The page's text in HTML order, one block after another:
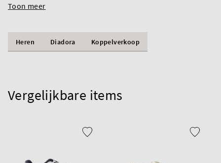
Toon meer
Heren Diadora Koppelverkoop
Vergelijkbare items